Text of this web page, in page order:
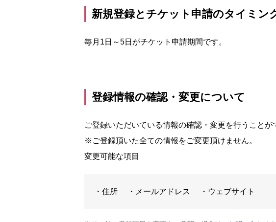
新規登録とチケット申請のタイミン
毎月1日～5日がチケット申請期間です。
登録情報の確認・変更について
ご登録いただいている情報の確認・変更を行うことが
※ご登録頂いた全ての情報をご変更頂けません。
変更可能な項目
・住所 ・メールアドレス ・ウェブサイト